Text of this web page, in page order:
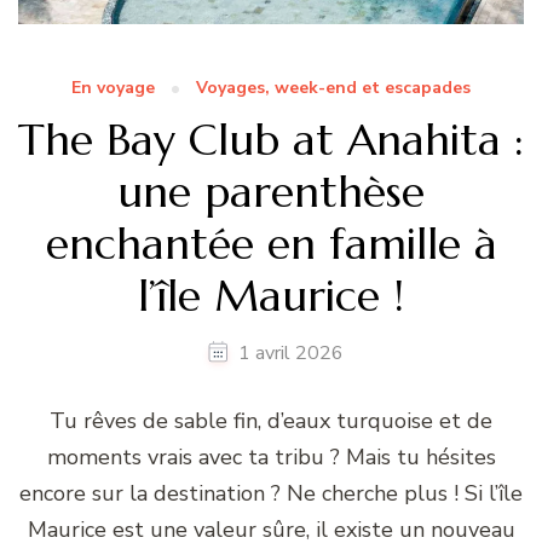
En voyage Voyages, week-end et escapades
The Bay Club at Anahita :
une parenthèse
enchantée en famille à
l’île Maurice !
1 avril 2026
Tu rêves de sable fin, d’eaux turquoise et de
moments vrais avec ta tribu ? Mais tu hésites
encore sur la destination ? Ne cherche plus ! Si l’île
Maurice est une valeur sûre, il existe un nouveau